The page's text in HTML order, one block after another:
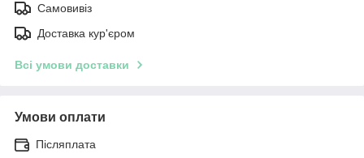
Самовивіз
Доставка кур'єром
Всі умови доставки
Умови оплати
Післяплата